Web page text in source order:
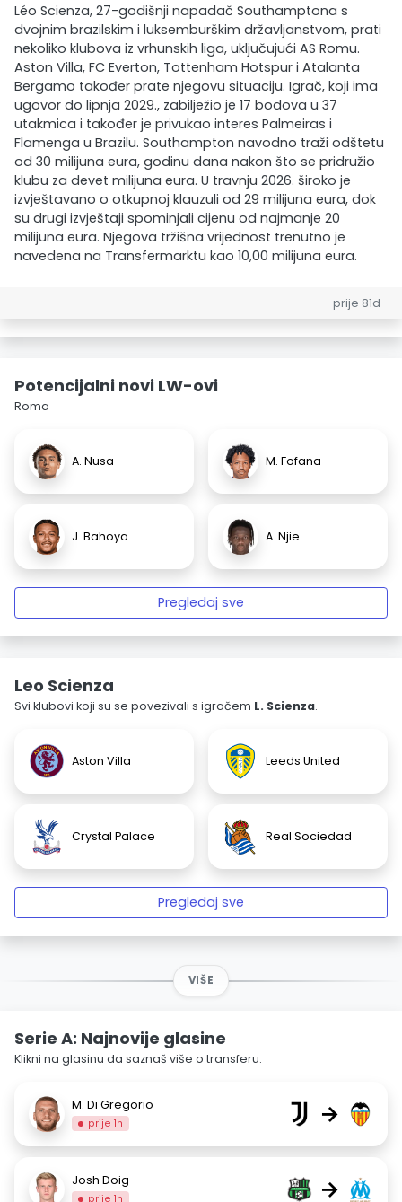
Léo Scienza, 27-godišnji napadač Southamptona s
dvojnim brazilskim i luksemburškim državljanstvom, prati
nekoliko klubova iz vrhunskih liga, uključujući AS Romu.
Aston Villa, FC Everton, Tottenham Hotspur i Atalanta
Bergamo također prate njegovu situaciju. Igrač, koji ima
ugovor do lipnja 2029., zabilježio je 17 bodova u 37
utakmica i također je privukao interes Palmeiras i
Flamenga u Brazilu. Southampton navodno traži odštetu
od 30 milijuna eura, godinu dana nakon što se pridružio
klubu za devet milijuna eura. U travnju 2026. široko je
izvještavano o otkupnoj klauzuli od 29 milijuna eura, dok
su drugi izvještaji spominjali cijenu od najmanje 20
milijuna eura. Njegova tržišna vrijednost trenutno je
navedena na Transfermarktu kao 10,00 milijuna eura.
prije 81d
Potencijalni novi LW-ovi
Roma
A. Nusa M. Fofana
J. Bahoya A. Njie
Pregledaj sve
Leo Scienza
Svi klubovi koji su se povezivali s igračem L. Scienza.
Aston Villa Leeds United
Crystal Palace Real Sociedad
Pregledaj sve
VIŠE
Serie A: Najnovije glasine
Klikni na glasinu da saznaš više o transferu.
M. Di Gregorio
prije 1h →
Josh Doig
prije 1h →